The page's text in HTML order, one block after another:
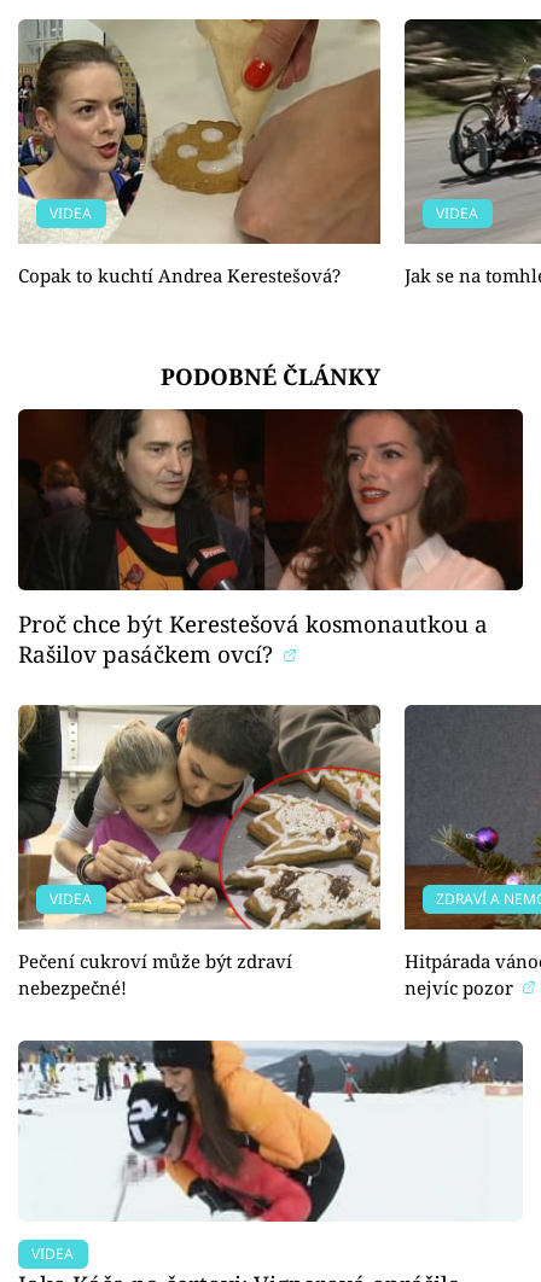
VIDEA
Copak to kuchtí Andrea Kerestešová?
VIDEA
Jak se na
PODOBNÉ ČLÁNKY
Proč chce být Kerestešová kosmonautkou a
Rašilov pasáčkem ovcí?
VIDEA
Pečení cukroví může být zdraví
nebezpečné!
ZDRAVÍ A
Hitpárada
nejvíc pozor
VIDEA